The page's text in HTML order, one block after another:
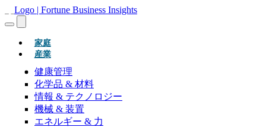
家庭(現在)
産業
健康管理
化学品 & 材料
情報 & テクノロジー
機械 & 装置
エネルギー & 力